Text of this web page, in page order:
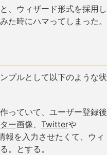
、ウィザード形式を採用し
た時にハマってしまった。
プルとして以下のような状
っていて、ユーザー登録後
ー画像、 Twitterや
報を入力させたくて、ウィ
。とする。